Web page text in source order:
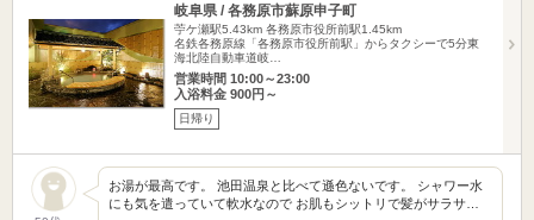
岐阜県 / 各務原市蘇原申子町
苧ケ瀬駅5.43km 各務原市役所前駅1.45km
名鉄各務原線「各務原市役所前駅」からタクシーで5分東
海北陸自動車道岐…
営業時間 10:00～23:00
入浴料金 900円～
日帰り
お湯が最高です。 池田温泉と比べて遜色ないです。 シャワー水
にも気を遣っていて軟水なので お肌もシットリで髪がサラサ…